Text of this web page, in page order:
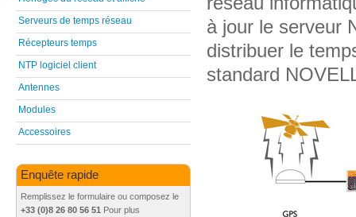
à jour le serveur
distribuer le
standard
Serveurs de temps réseau
Récepteurs temps
NTP logiciel client
Antennes
Modules
Accessoires
Enquête rapide
Remplissez le formulaire ou composez le
+33 (0)8 26 80 56 51 Pour plus